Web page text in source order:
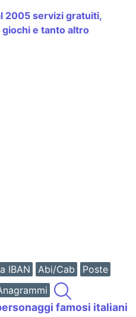
2005 servizi gratuiti,
giochi e tanto altro
IBAN Abi/Cab
Poste
famosi italiani